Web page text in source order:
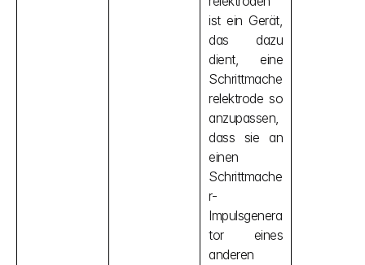
ist ein Gerät,
das dazu
dient, eine
Schrittmache
relektrode so
anzupassen,
dass sie an
einen
Schrittmache
r-
Impulsgenera
tor eines
anderen